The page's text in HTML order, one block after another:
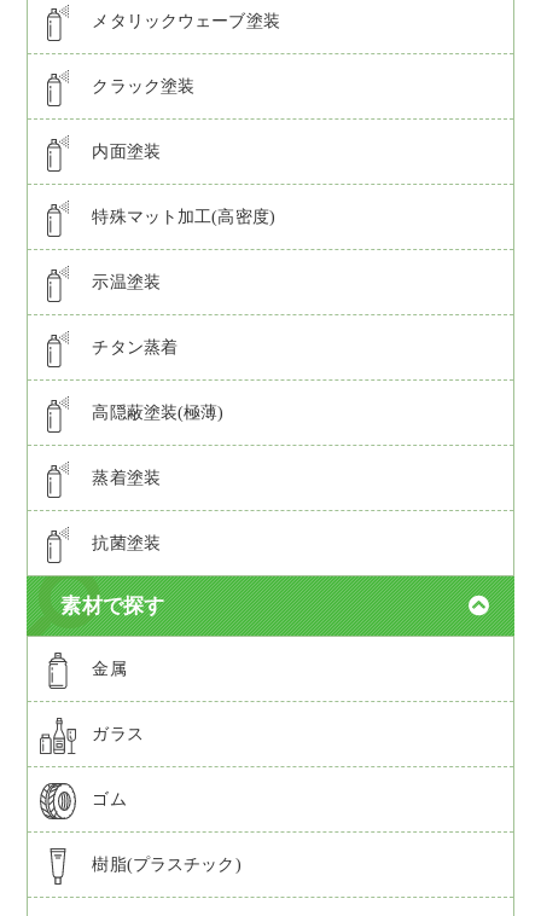
メタリックウェーブ塗装
クラック塗装
内面塗装
特殊マット加工(高密度)
示温塗装
チタン蒸着
高隠蔽塗装(極薄)
蒸着塗装
抗菌塗装
素材で探す
金属
ガラス
ゴム
樹脂(プラスチック)